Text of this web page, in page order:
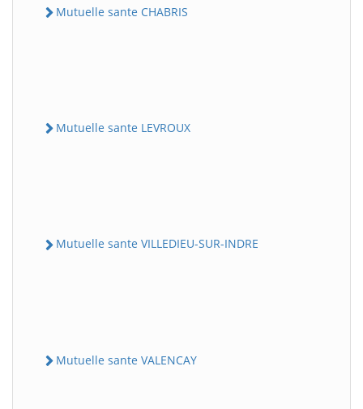
Mutuelle sante CHABRIS
Mutuelle sante LEVROUX
Mutuelle sante VILLEDIEU-SUR-INDRE
Mutuelle sante VALENCAY